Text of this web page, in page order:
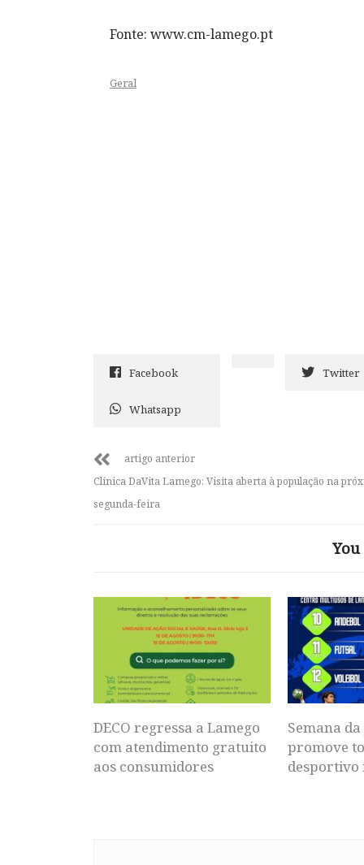
Fonte: www.cm-lamego.pt
Geral
Facebook Twitter
Whatsapp
artigo anterior
Clínica DaVita Lamego: Visita aberta à população na
segunda-feira
DECO regressa a Lamego
com atendimento gratuito
aos consumidores
Semana
promove